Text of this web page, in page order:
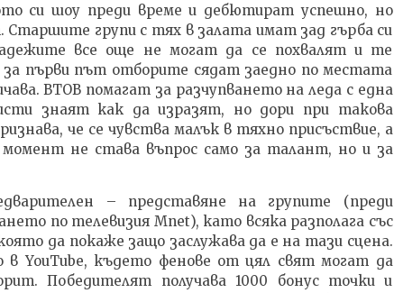
си шоу преди време и дебютират успешно, но
Старшите групи с тях в залата имат зад гърба си
все още не могат да се похвалят и те
първи път отборите сядат заедно по местата
BTOB помагат за разчупването на леда с една
знаят как да изразят, но дори при такова
че се чувства малък в тяхно присъствие, а
момент не става въпрос само за талант, но и за
– представяне на групите (преди
по телевизия Mnet), като всяка разполага със
да покаже защо заслужава да е на тази сцена.
в YouTube, където фенове от цял свят могат да
Победителят получава 1000 бонус точки и